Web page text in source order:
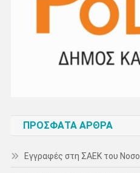
ΠΡΌΣΦΑΤΑ ΆΡΘΡΑ
Εγγραφές στη ΣΑΕΚ του